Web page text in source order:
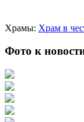
Храмы: Храм в
Фото к